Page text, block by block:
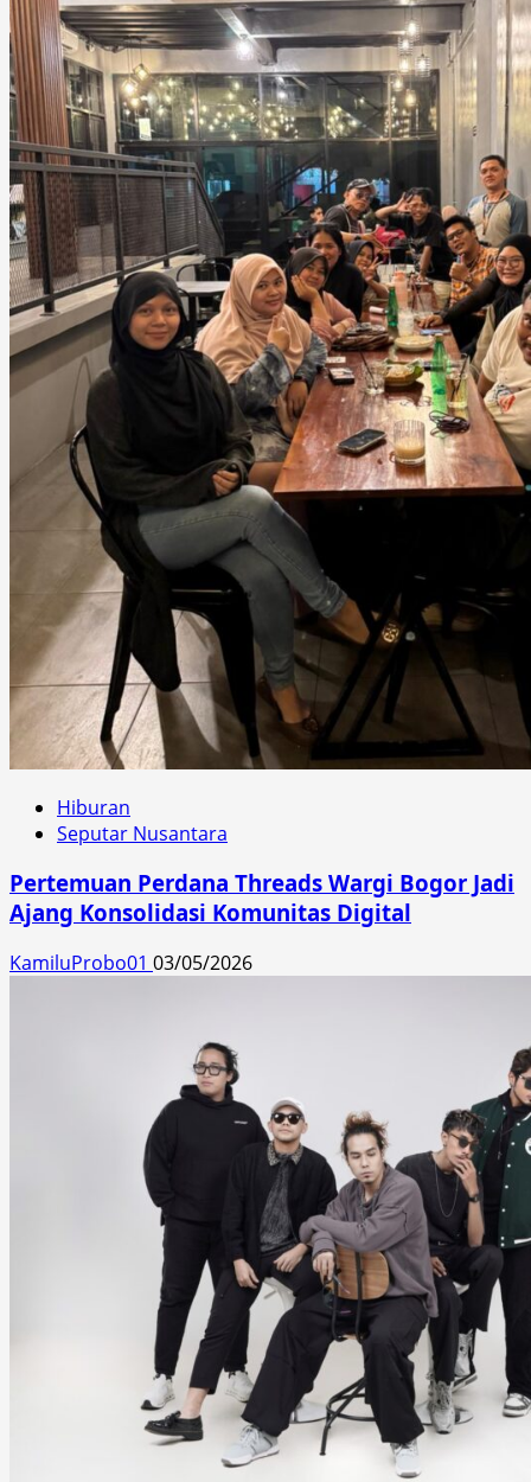
Hiburan
Seputar Nusantara
Pertemuan Perdana Threads Wargi Bogor Jadi
Ajang Konsolidasi Komunitas Digital
KamiluProbo01 03/05/2026